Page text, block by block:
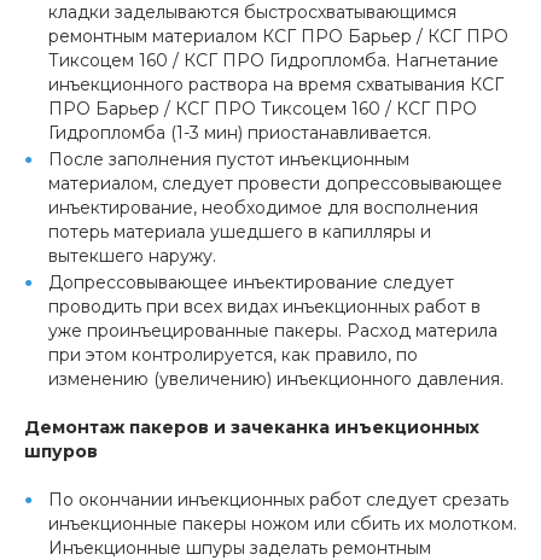
кладки заделываются быстросхватывающимся
ремонтным материалом КСГ ПРО Барьер / КСГ ПРО
Тиксоцем 160 / КСГ ПРО Гидропломба. Нагнетание
инъекционного раствора на время схватывания КСГ
ПРО Барьер / КСГ ПРО Тиксоцем 160 / КСГ ПРО
Гидропломба (1-3 мин) приостанавливается.
После заполнения пустот инъекционным
материалом, следует провести допрессовывающее
инъектирование, необходимое для восполнения
потерь материала ушедшего в капилляры и
вытекшего наружу.
Допрессовывающее инъектирование следует
проводить при всех видах инъекционных работ в
уже проинъецированные пакеры. Расход материла
при этом контролируется, как правило, по
изменению (увеличению) инъекционного давления.
Демонтаж пакеров и зачеканка инъекционных
шпуров
По окончании инъекционных работ следует срезать
инъекционные пакеры ножом или сбить их молотком.
Инъекционные шпуры заделать ремонтным